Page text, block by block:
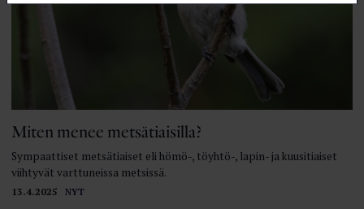
13.4.2025 NYT
Miten menee metsätiaisilla?
Sympaattiset metsätiaiset eli hömö-, töyhtö-, lapin- ja kuusitiaiset
viihtyvät varttuneissa metsissä.